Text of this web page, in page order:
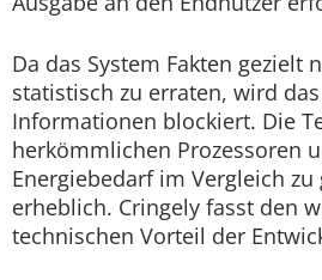
Da das System Fakten gezielt
statistisch zu erraten, wird
Informationen blockiert. Die
herkömmlichen Prozessoren
Energiebedarf im Vergleich zu
erheblich. Cringely fasst den
technischen Vorteil der